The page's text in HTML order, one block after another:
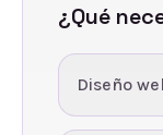
¿Qué
Diseño